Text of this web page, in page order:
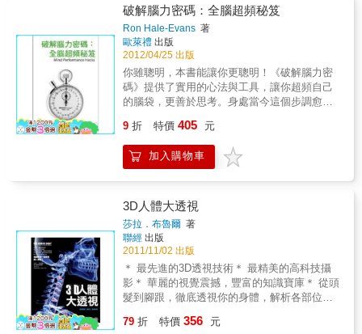
身高發育、高智商資優培育，也都與大腦的控
制有關！不暸解大腦，沒有保養大腦，不知運
用大腦，你極可能錯過自己的天才，也錯估了
腦神經病變的徵兆與警訊。徐剛教授耗費多年
時間研究整理，以101道打破迷思的提問，從
「認識大腦運作」、「探索腦部活動」、「腦
科疾病剖析」、「人工腦的醫療科技發展」四
摺世界，讓大家深入了解腦細胞的驚人運作。
書中清楚解析大腦精巧的構造和功能，教導讀
者用正確的方式善待、運用和鍛鍊大腦潛能，
「腦本」，就能聰明到老、健康到老、快樂到
老，並且和各種腦部疾症與失智退化說bye-
bye！出自專業卻淺顯易懂的大腦科學，在驚奇
與趣味的閱讀過程中，你的大腦將跟著赤裸裸
地現形，徹底的被翻動！閱讀本書，你的大腦
將更接近天才，並且，更遠離各種腦疾。特別
收錄美國南加州大學腦神經研究組授權，大腦
下，腦部功能性核磁共振的表現。彩頁大討解
夷所思的各種現象；節目更首度揭露全球知名
的魔術師，包含大衛考柏菲、阿波羅羅賓斯，
以及色彩學專家博洛多等人的「騙人把戲」都
一一現形。本書共分作三個單元，「看見」、
「思考」、「存在感」：透過這三個單元，讀
者會發現為什麼迷人的視覺幻象及有趣的實驗
會如此欺瞞了我們的腦袋！？ 並且發現眼睛的
生理結構竟然對我們的視覺有巨大的影響！我
們人類，甚至會去憑空想像許多不曾存在的情
在每一個章節中，科學家們將引導讀者先透過
一連串感知與想像的實驗來發現我們的大腦如
何運作，並且造成錯覺；接著再以最淺顯易懂
原理。 這是一本震撼力十足、充滿機智與洞見
的書，帶領讀者透視大腦巧妙操縱的幻術，並
透過最豐富先進的知識，引導讀者重新檢視這
些生活中早已被視為理所當然的每件事，是所
有希望自我探索的讀者必讀的絕妙好書！「我
預見未來人類之於機器人，會像狗之於人類。
機器人的世代就要來臨了。」－克勞特．雪龍
創始人
破解腦力密碼：全腦超頻秘笈
Ron Hale-Evans 著
歐萊禮 出版
2012/04/25 出版
你雖聰明，本書能讓你更聰明！《破解腦力密
碼》提供了實用的心法與工具，讓你超頻自己
的腦袋，更善於思考。身處當今這個步調愈來
才能妥善管理你的生活。本書能讓你斬除紛亂
思緒，蓄意、安全且有效地提昇你的腦力。 以
現階段研究與理論為依歸，並提供能立即使用
餘你試圖想起的零散片段。 ．拋開你的計算
機，用你的腦袋，用你的手指，或在餐巾背
面，做複雜的數學計算。 ．用創新的腦力激盪
方式激發你的創意。 ．用有效地方法捕捉晃眼
即逝的新點子。 ．透過創新的方式，甚至使用
人造語言，進行溝通。 ．事先發現問題，尋找
出人意料的解決方案，做出更好的決定。 ．藉
由玩遊戲和一些新奇的訣竅增強你的心智適
能。
9 折 特價 405 元
加入購物車
3D人體大透視
莎拉．布魯爾 著
聯經 出版
2011/11/02 出版
＊ 最先進的3D透視技術＊ 最精美的高科技攝
影＊ 華麗的視覺震撼，豐富的知識寶庫＊ 從頭
髮到腳跟，徹底透視你的身體，解析各部位的
是否對人體解剖有點興趣，但又害怕血腥的畫
79 折 特價 356 元